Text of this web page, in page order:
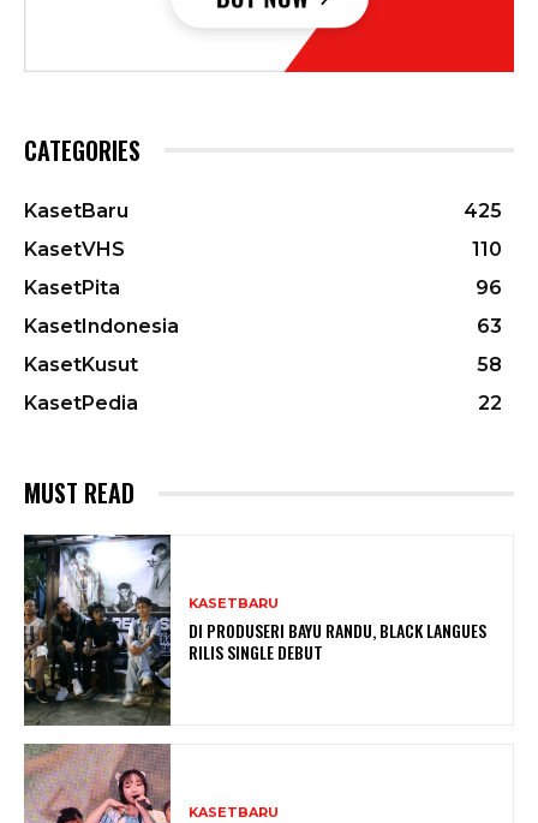
CATEGORIES
KasetBaru
425
KasetVHS
110
KasetPita
96
KasetIndonesia
63
KasetKusut
58
KasetPedia
22
MUST READ
KASETBARU
DI PRODUSERI BAYU RANDU, BLACK LANGUES
RILIS SINGLE DEBUT
KASETBARU